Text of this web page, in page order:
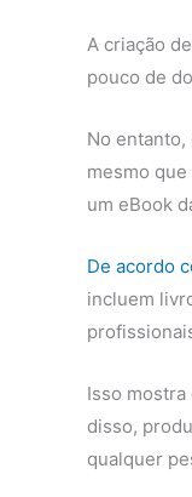
A criação
pouco de
No
mesmo
um eBook
De acordo
incluem
Isso
disso,
qualquer